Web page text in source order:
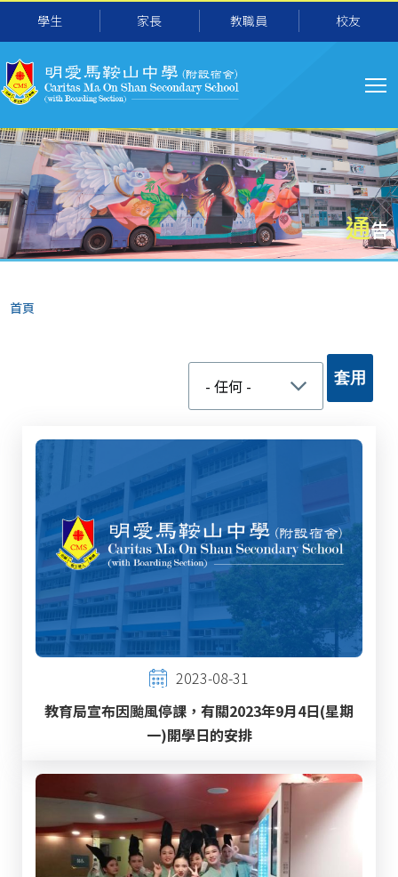
移至主內容
學生 家長 教職員 校友
主
航
通告
導
航
首頁
2023-08-31
教育局宣布因颱風停課，有關2023年9月4日(星期
一)開學日的安排